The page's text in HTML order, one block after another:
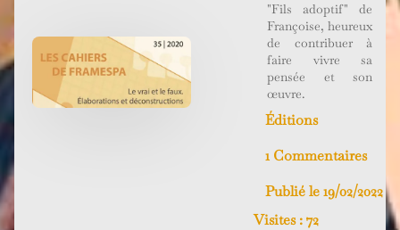
"Fils adoptif" de
Françoise, heureux
de contribuer à
faire vivre sa
pensée et son
œuvre.
Éditions
1 Commentaires
Publié le 19/02/2022
Visites : 72